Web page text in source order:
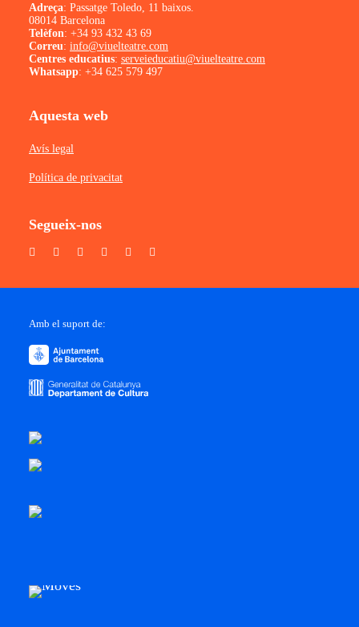
Adreça: Passatge Toledo, 11 baixos.
08014 Barcelona
Telèfon: +34 93 432 43 69
Correu: info@viuelteatre.com
Centres educatius: serveieducatiu@viuelteatre.com
Whatsapp: +34 625 579 497
Aquesta web
Avís legal
Política de privacitat
Segueix-nos
Amb el suport de: